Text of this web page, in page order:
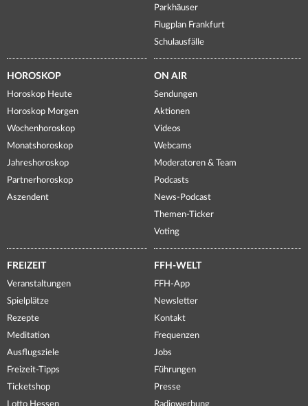
Parkhäuser
Flugplan Frankfurt
Schulausfälle
HOROSKOP
Horoskop Heute
Horoskop Morgen
Wochenhoroskop
Monatshoroskop
Jahreshoroskop
Partnerhoroskop
Aszendent
ON AIR
Sendungen
Aktionen
Videos
Webcams
Moderatoren & Team
Podcasts
News-Podcast
Themen-Ticker
Voting
FREIZEIT
Veranstaltungen
Spielplätze
Rezepte
Meditation
Ausflugsziele
Freizeit-Tipps
Ticketshop
Lotto Hessen
FFH-WELT
FFH-App
Newsletter
Kontakt
Frequenzen
Jobs
Führungen
Presse
Radiowerbung